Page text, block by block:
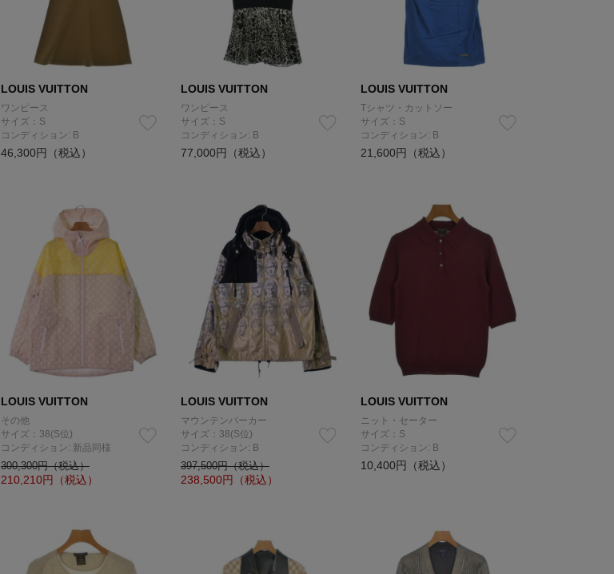
LOUIS VUITTON
ワンピース
サイズ：S
コンディション: B
46,300円（税込）
LOUIS VUITTON
ワンピース
サイズ：S
コンディション: B
77,000円（税込）
LOUIS VUITTON
Tシャツ・カットソー
サイズ：S
コンディション: B
21,600円（税込）
LOUIS VUITTON
その他
サイズ：38(S位)
コンディション: 新品同様
300,300円（税込）
210,210円（税込）
LOUIS VUITTON
マウンテンパーカー
サイズ：38(S位)
コンディション: B
397,500円（税込）
238,500円（税込）
LOUIS VUITTON
ニット・セーター
サイズ：S
コンディション: B
10,400円（税込）